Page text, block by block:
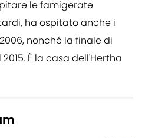
le famigerate
ha ospitato anche i
nonché la finale di
È la casa dell'Hertha